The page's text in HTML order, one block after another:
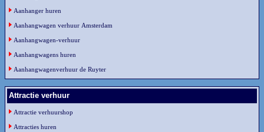
Aanhanger huren
Aanhangwagen verhuur Amsterdam
Aanhangwagen-verhuur
Aanhangwagens huren
Aanhangwagenverhuur de Ruyter
Attractie verhuur
Attractie verhuurshop
Attracties huren